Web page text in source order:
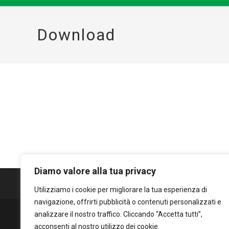
Diamo valore alla tua privacy
Utilizziamo i cookie per migliorare la tua esperienza di
navigazione, offrirti pubblicità o contenuti personalizzati e
analizzare il nostro traffico. Cliccando “Accetta tutti”,
acconsenti al nostro utilizzo dei cookie.
Download